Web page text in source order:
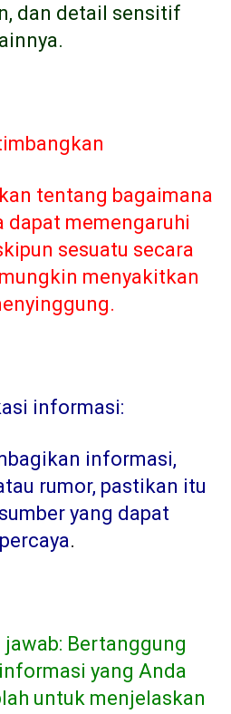
dan detail sensitif
tentang bagaimana
dapat memengaruhi
sesuatu secara
menyakitkan
informasi:
informasi,
rumor, pastikan itu
yang dapat
.
Bertanggung
yang Anda
untuk menjelaskan